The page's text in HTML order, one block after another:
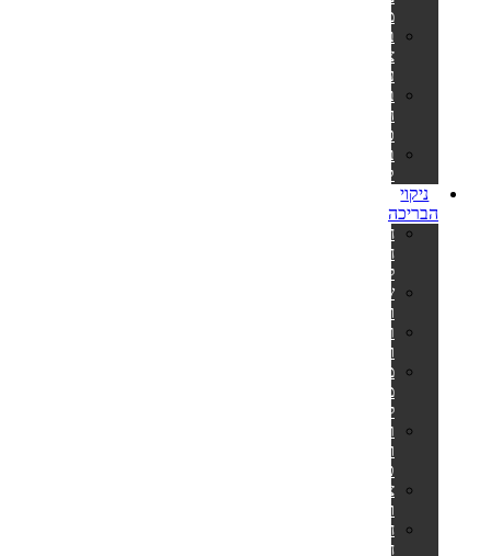
מלבניות
בריכות
צינורות
עגולות
בריכות
הכל
כלול
בריכות
קערה
ניקוי
הבריכה
חומרי
חיטוי
לבריכה
שואבים
וסקימרים
רובוטים
ושואבים
מערכות
מלח
לבריכה
רשתות
ומוטות
טלסקופיים
צינורות
ומתאמים
חבילות
חומרים